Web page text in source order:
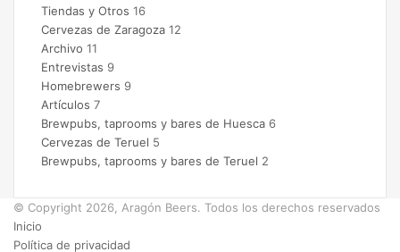
Tiendas y Otros 16
Cervezas de Zaragoza 12
Archivo 11
Entrevistas 9
Homebrewers 9
Artículos 7
Brewpubs, taprooms y bares de Huesca 6
Cervezas de Teruel 5
Brewpubs, taprooms y bares de Teruel 2
© Copyright 2026, Aragón Beers. Todos los derechos reservados
Inicio
Política de privacidad